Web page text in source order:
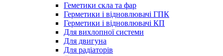
Геметики скла та фар
Герметики і відновлювачі ГПК
Герметики і відновлювачі КП
Для вихлопної системи
Для двигуна
Для радіаторів